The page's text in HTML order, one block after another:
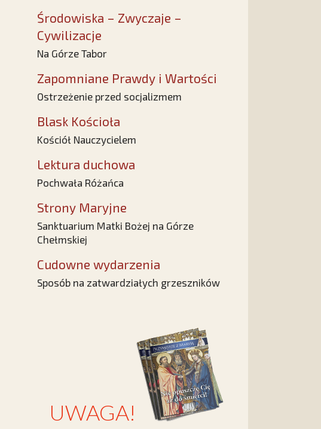
Środowiska – Zwyczaje –
Cywilizacje
Na Górze Tabor
Zapomniane Prawdy i Wartości
Ostrzeżenie przed socjalizmem
Blask Kościoła
Kościół Nauczycielem
Lektura duchowa
Pochwała Różańca
Strony Maryjne
Sanktuarium Matki Bożej na Górze
Chełmskiej
Cudowne wydarzenia
Sposób na zatwardziałych grzeszników
UWAGA!